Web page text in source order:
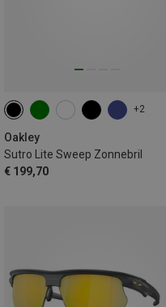
+2
Oakley
Sutro Lite Sweep Zonnebril
€ 199,70